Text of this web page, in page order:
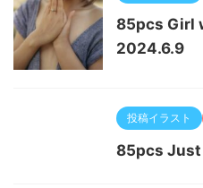
85pcs Girl
2024.6.9
投稿イラスト
85pcs